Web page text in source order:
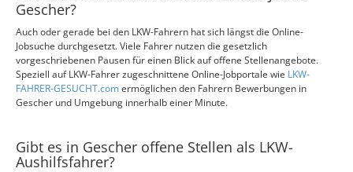
Gescher?
Auch oder gerade bei den LKW-Fahrern hat sich längst die Online-
Jobsuche durchgesetzt. Viele Fahrer nutzen die gesetzlich
vorgeschriebenen Pausen für einen Blick auf offene Stellenangebote.
Speziell auf LKW-Fahrer zugeschnittene Online-Jobportale wie LKW-
FAHRER-GESUCHT.comermöglichen den Fahrern Bewerbungen in
Gescher und Umgebung innerhalb einer Minute.
Gibt es in Gescher offene Stellen als LKW-
Aushilfsfahrer?